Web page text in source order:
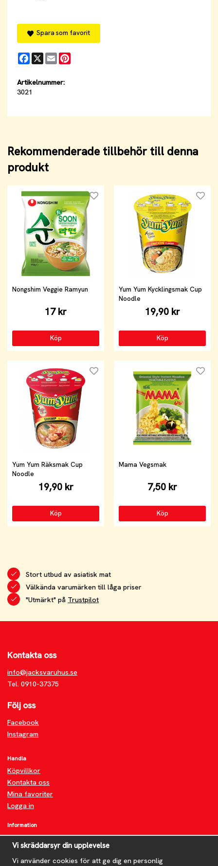
Spara som favorit
Facebook
X Email
Artikelnummer:
3021
Rekommenderade tillbehör till denna
produkt
Nongshim Veggie Ramyun
17 kr
Köp
Yum Yum Kycklingsmak Cup
Noodle
19,90 kr
Köp
Yum Yum Räksmak Cup
Noodle
19,90 kr
Köp
Mama Vegsmak
7,50 kr
Köp
Stort utbud av asiatisk mat
Välkända varumärken till låga priser
"Utmärkt" på Trustpilot
Kontakta oss
info@jacksvaruhus.se
Tel. 0910-37375
Följ oss
Facebook
Instagram
Handla
Köpvillkor
Kontakta oss
Mina favoriter
Logga in
Information
Om oss
FAQ
Nyheter
Vi skräddarsyr din upplevelse
Vi använder cookies för att ge dig en personlig